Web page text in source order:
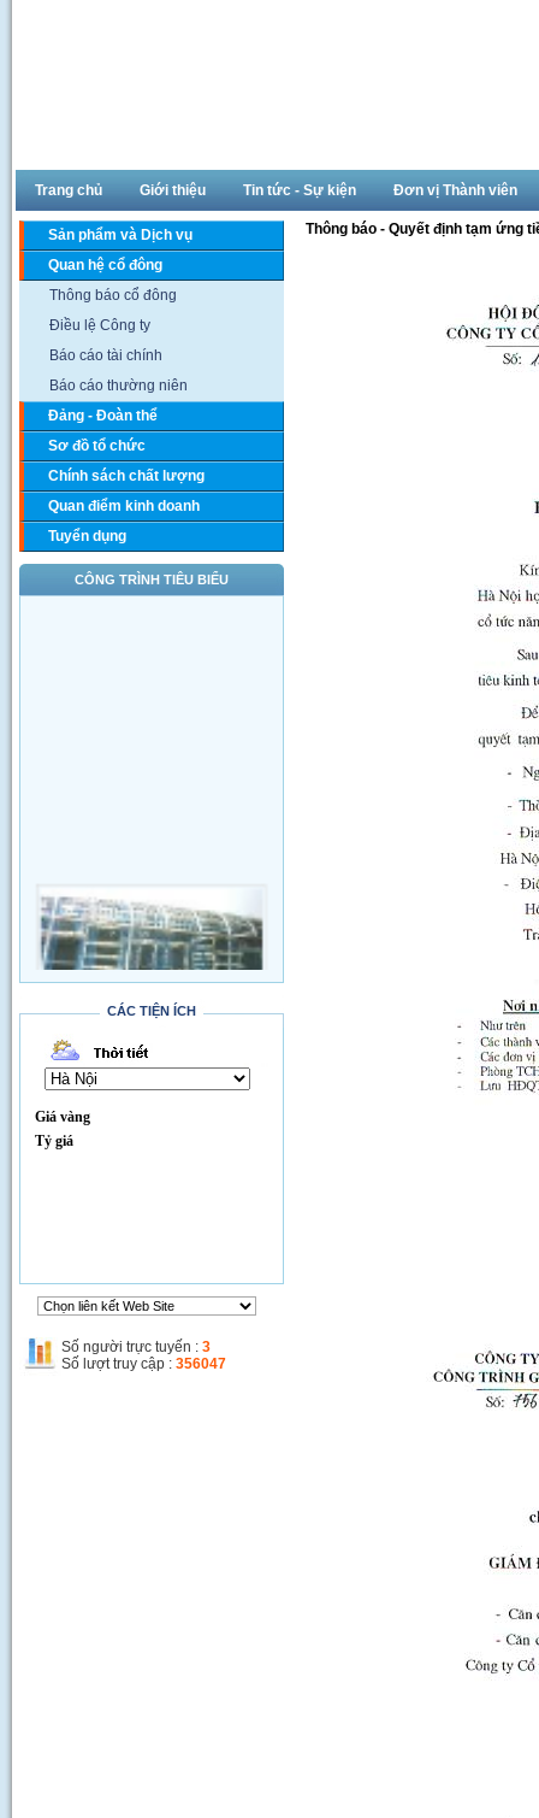
Trang chủ Giới thiệu Tin tức - Sự kiện Đơn vị Thành viên
Sản phẩm và Dịch vụ
Quan hệ cổ đông
Thông báo cổ đông
Điều lệ Công ty
Báo cáo tài chính
Báo cáo thường niên
Đảng - Đoàn thể
Sơ đồ tổ chức
Chính sách chất lượng
Quan điểm kinh doanh
Tuyển dụng
CÔNG TRÌNH TIÊU BIỂU
Thi công đường qua SVĐ Quốc Gia
CÁC TIỆN ÍCH
Giá vàng
Tỷ giá
Số người trực tuyến : 3
Số lượt truy cập : 356047
Thông báo - Quyết định tạm ứng